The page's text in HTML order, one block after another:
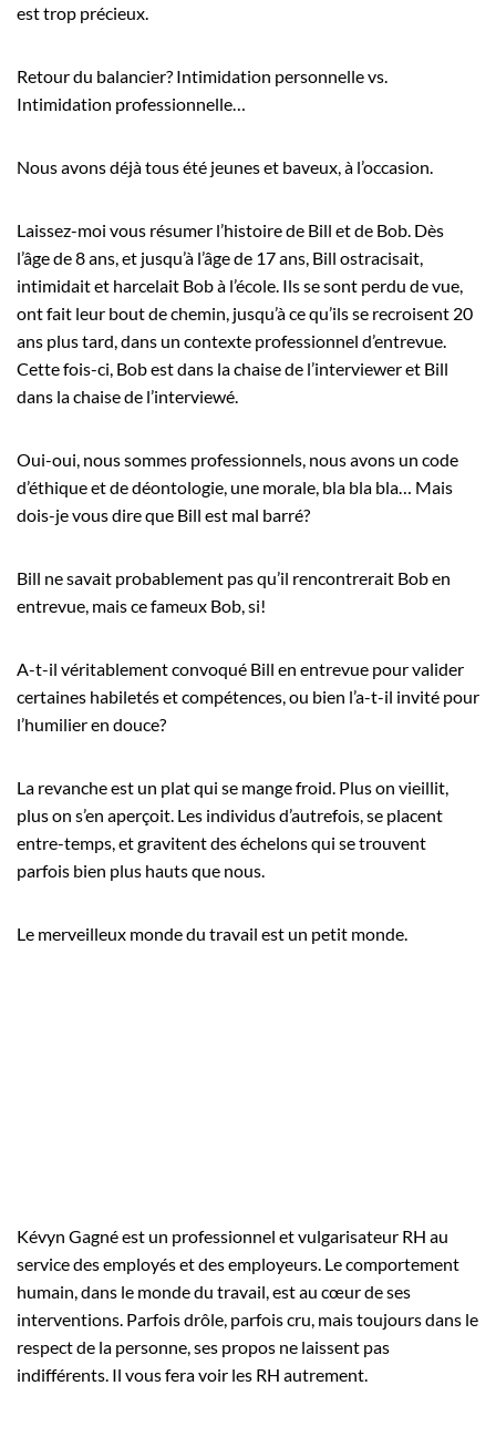
est trop précieux.
Retour du balancier? Intimidation personnelle vs.
Intimidation professionnelle…
Nous avons déjà tous été jeunes et baveux, à l’occasion.
Laissez-moi vous résumer l’histoire de Bill et de Bob. Dès
l’âge de 8 ans, et jusqu’à l’âge de 17 ans, Bill ostracisait,
intimidait et harcelait Bob à l’école. Ils se sont perdu de vue,
ont fait leur bout de chemin, jusqu’à ce qu’ils se recroisent 20
ans plus tard, dans un contexte professionnel d’entrevue.
Cette fois-ci, Bob est dans la chaise de l’interviewer et Bill
dans la chaise de l’interviewé.
Oui-oui, nous sommes professionnels, nous avons un code
d’éthique et de déontologie, une morale, bla bla bla… Mais
dois-je vous dire que Bill est mal barré?
Bill ne savait probablement pas qu’il rencontrerait Bob en
entrevue, mais ce fameux Bob, si!
A-t-il véritablement convoqué Bill en entrevue pour valider
certaines habiletés et compétences, ou bien l’a-t-il invité pour
l’humilier en douce?
La revanche est un plat qui se mange froid. Plus on vieillit,
plus on s’en aperçoit. Les individus d’autrefois, se placent
entre-temps, et gravitent des échelons qui se trouvent
parfois bien plus hauts que nous.
Le merveilleux monde du travail est un petit monde.
Kévyn Gagné est un professionnel et vulgarisateur RH au
service des employés et des employeurs. Le comportement
humain, dans le monde du travail, est au cœur de ses
interventions. Parfois drôle, parfois cru, mais toujours dans le
respect de la personne, ses propos ne laissent pas
indifférents. Il vous fera voir les RH autrement.